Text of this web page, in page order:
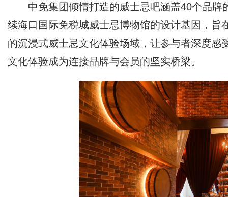
中免集团倾情打造的威士忌吧涵盖40个品
续海口国际免税城威士忌博物馆的设计基因，
的沉浸式威士忌文化体验场域，让参与者深度
文化体验成为连接品牌与会员的坚实桥梁。